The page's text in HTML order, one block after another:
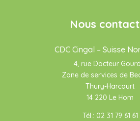
Nous
CDC Cingal – Suisse
4, rue Docteur
Zone de services de
Thury-Harcourt
14 220 Le Hom
Tél.: 02 31 79 61 61